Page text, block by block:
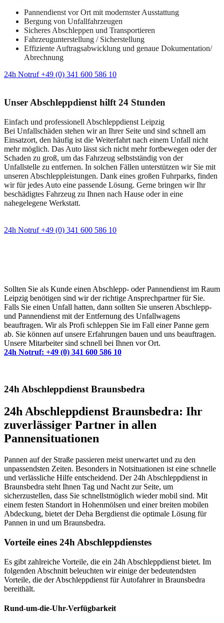
Pannendienst vor Ort mit modernster Ausstattung
Bergung von Unfallfahrzeugen
Sicheres Abschleppen und Transportieren
Fahrzeugunterstellung / Sicherstellung
Effiziente Auftragsabwicklung und genaue Dokumentation/
Abrechnung
24h Notruf +49 (0) 341 600 586 10
Unser Abschleppdienst hilft 24 Stunden
Einfach und professionell Abschleppdienst Leipzig
Bei Unfallschäden stehen wir an Ihrer Seite und sind schnell am
Einsatzort, den häufig ist die Weiterfahrt nach einem Unfall nicht
mehr möglich. Das Auto lässt sich nicht mehr fortbewegen oder der
Schaden zu groß, um das Fahrzeug selbstständig von der
Unfallstelle zu entfernen. In solchen Fällen unterstützen wir Sie mit
unseren Abschleppleistungen. Dank eines großen Fuhrparks, finden
wir für jedes Auto eine passende Lösung. Gerne bringen wir Ihr
beschädigtes Fahrzeug zu Ihnen nach Hause oder in eine
nahegelegene Werkstatt.
24h Notruf +49 (0) 341 600 586 10
Sollten Sie als Kunde einen Abschlepp- oder Pannendienst im Raum
Leipzig benötigen sind wir der richtige Ansprechpartner für Sie.
Falls Sie einen Unfall hatten, dann sollten Sie unseren Abschlepp-
und Pannendienst mit der Entfernung des Unfallwagens
beauftragen. Wir als Profi schleppen Sie im Fall einer Panne gern
ab. Sie können auf unsere Erfahrungen bauen und uns beauftragen.
Unsere Mitarbeiter sind schnell bei Ihnen vor Ort.
24h Notruf: +49 (0) 341 600 586 10
24h Abschleppdienst Braunsbedra
24h Abschleppdienst Braunsbedra: Ihr
zuverlässiger Partner in allen
Pannensituationen
Pannen auf der Straße passieren meist unerwartet und zu den
unpassendsten Zeiten. Besonders in Notsituationen ist eine schnelle
und verlässliche Hilfe entscheidend. Der 24h Abschleppdienst in
Braunsbedra steht Ihnen Tag und Nacht zur Seite, um
sicherzustellen, dass Sie schnellstmöglich wieder mobil sind. Mit
einem festen Standort in Hohenmölsen und einer breiten mobilen
Abdeckung, bietet der Deha Bergdienst die optimale Lösung für
Pannen in und um Braunsbedra.
Vorteile eines 24h Abschleppdienstes
Es gibt zahlreiche Vorteile, die ein 24h Abschleppdienst bietet. Im
folgenden Abschnitt beleuchten wir einige der bedeutendsten
Vorteile, die der Abschleppdienst für Autofahrer in Braunsbedra
bereithält.
Rund-um-die-Uhr-Verfügbarkeit